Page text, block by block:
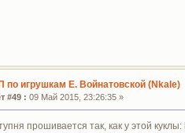
по игрушкам Е. Войнатовской (Nkale)
#49 : 09 Май 2015, 23:26:35 »
прошивается так, как у этой куклы: